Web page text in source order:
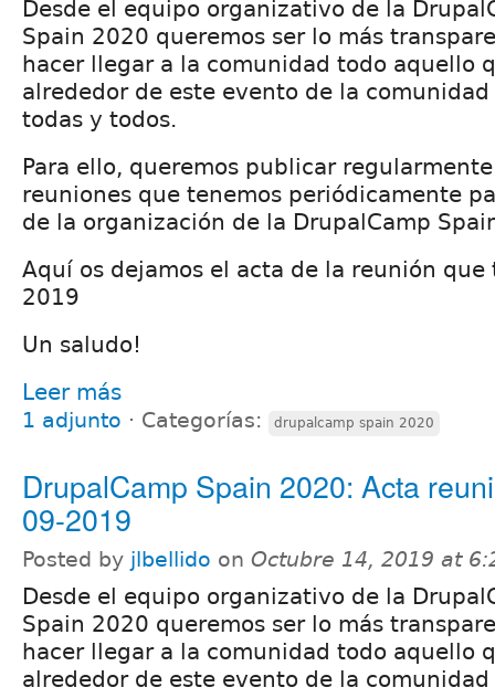
Desde el equipo organizativo de la
Spain 2020 queremos ser lo más
hacer llegar a la comunidad todo aquello
alrededor de este evento de la
todas y todos.
Para ello, queremos publicar
reuniones que tenemos periódicamente
de la organización de la DrupalCamp
Aquí os dejamos el acta de la reunión
2019
Un saludo!
Leer más
1 adjunto ⋅ Categorías: drupalcamp spain 2020
DrupalCamp Spain 2020: Acta
09-2019
Posted by jlbellido on Octubre 14, 2019 at
Desde el equipo organizativo de la
Spain 2020 queremos ser lo más
hacer llegar a la comunidad todo aquello
alrededor de este evento de la